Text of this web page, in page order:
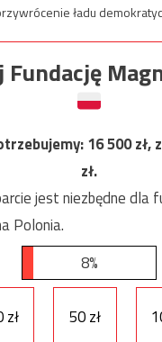
ładu
16 500zł,
zł.
jest niezbędne dla
Polonia.
8%
zł 50 zł